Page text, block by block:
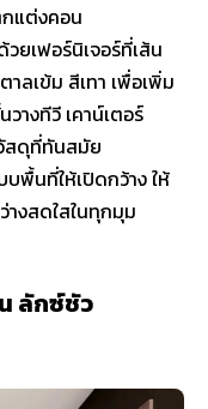
แต่งคอน
ยเฟอร์นิเจอร์ที่เส้น
ลเข้ม สีเทา เพื่อเพิ่ม
างทีวี เคาน์เตอร์
สดุที่ทันสมัย
บพื้นที่ให้เปิดกว้าง ให้
างสดใสในทุกมุม
ลักซ์ชัว